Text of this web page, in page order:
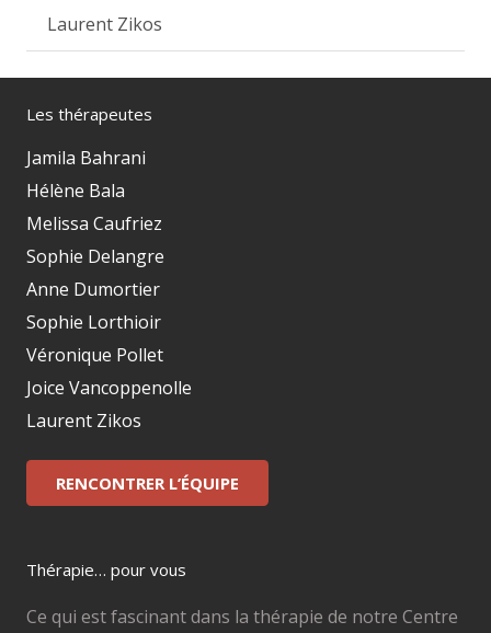
Laurent Zikos
Les thérapeutes
Jamila Bahrani
Hélène Bala
Melissa Caufriez
Sophie Delangre
Anne Dumortier
Sophie Lorthioir
Véronique Pollet
Joice Vancoppenolle
Laurent Zikos
RENCONTRER L’ÉQUIPE
Thérapie… pour vous
Ce qui est fascinant dans la thérapie de notre Centre